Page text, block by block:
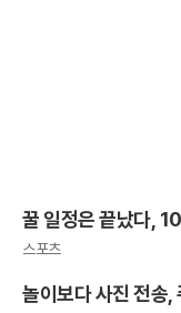
꿀 일정은 끝났다,
스포츠
놀이보다 사진 전송,